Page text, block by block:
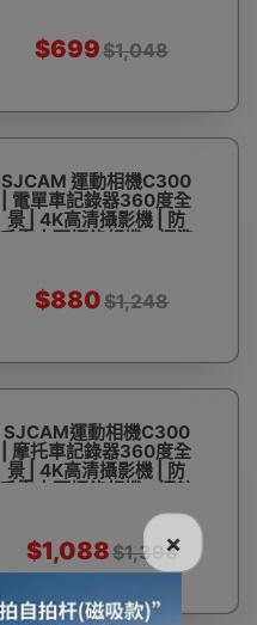
$699$1,048
SJCAM 運動相機C300
| 電單車記錄器360度全
景 | 4K高清攝影機 | 防
手震水下攝錄相機 - 標準
$880$1,248
SJCAM運動相機C300
| 摩托車記錄器360度全
景 | 4K高清攝影機 | 防
手震水下攝錄相機 - 續航
$1,088$1,398
×